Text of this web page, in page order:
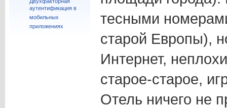
аутентификация в
мобильных
приложениях
тесными
старой Европы),
Интернет,
старое-старое,
Отель ничего не